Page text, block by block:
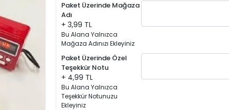
Paket Üzerinde Mağaza
Adı
+ 3,99 TL
Bu Alana Yalnızca
Mağaza Adınızı Ekleyiniz
Paket Üzerinde Özel
Teşekkür Notu
+ 4,99 TL
Bu Alana Yalnızca
Teşekkür Notunuzu
Ekleyiniz